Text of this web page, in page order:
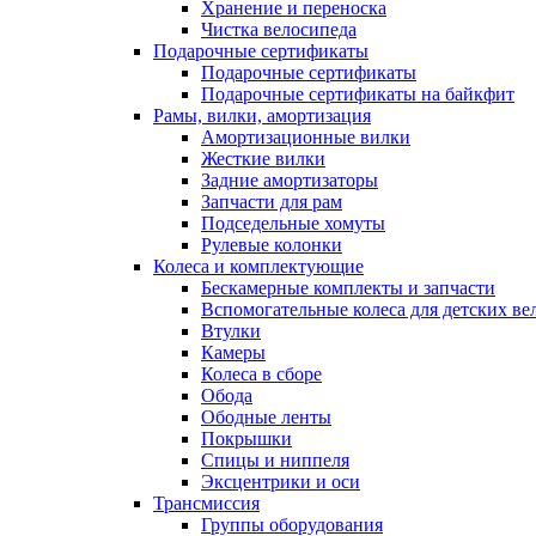
Хранение и переноска
Чистка велосипеда
Подарочные сертификаты
Подарочные сертификаты
Подарочные сертификаты на байкфит
Рамы, вилки, амортизация
Амортизационные вилки
Жесткие вилки
Задние амортизаторы
Запчасти для рам
Подседельные хомуты
Рулевые колонки
Колеса и комплектующие
Бескамерные комплекты и запчасти
Вспомогательные колеса для детских
Втулки
Камеры
Колеса в сборе
Обода
Ободные ленты
Покрышки
Спицы и ниппеля
Эксцентрики и оси
Трансмиссия
Группы оборудования